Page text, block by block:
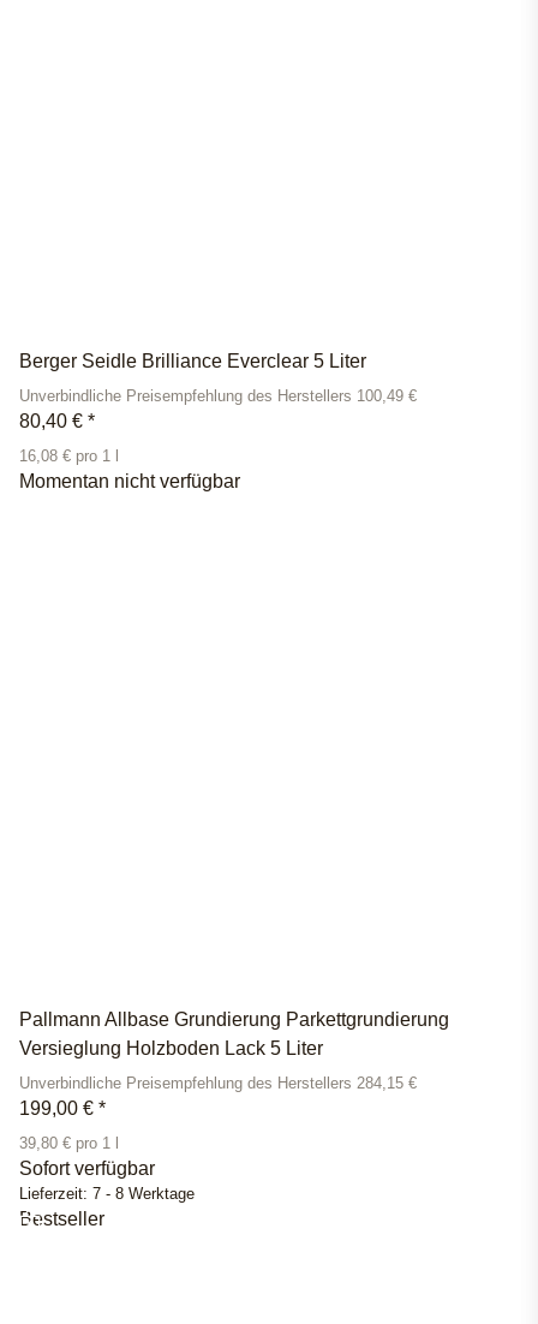
Berger Seidle Brilliance Everclear 5 Liter
Unverbindliche Preisempfehlung des Herstellers 100,49 €
80,40 € *
16,08 € pro 1 l
Momentan nicht verfügbar
Pallmann Allbase Grundierung Parkettgrundierung
Versieglung Holzboden Lack 5 Liter
Unverbindliche Preisempfehlung des Herstellers 284,15 €
199,00 € *
39,80 € pro 1 l
Sofort verfügbar
Lieferzeit: 7 - 8 Werktage
Bestseller